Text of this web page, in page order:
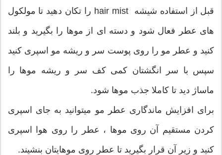
قبل از استفاده شیشه hair mist را تکان دهید تا مولکول
های عطر فعال شود و دسته ای از موها را بگیرید و بلند
کنید و عطر مو را روی پوست سر و ریشه مو اسپری کنید
سپس با سر انگشتان کمی کف سر و ریشه موها را
ماساژ دید تا کاملا جذب موها شود.
برای افزایش ماندگاری عطر مو میتوانید به جای اسپری
کردن مستقیم آن روی موها ، عطر را روی هوا اسپری
کنید و زیر آن قرار بگیرید تا عطر روی موهایتان بنشیند.